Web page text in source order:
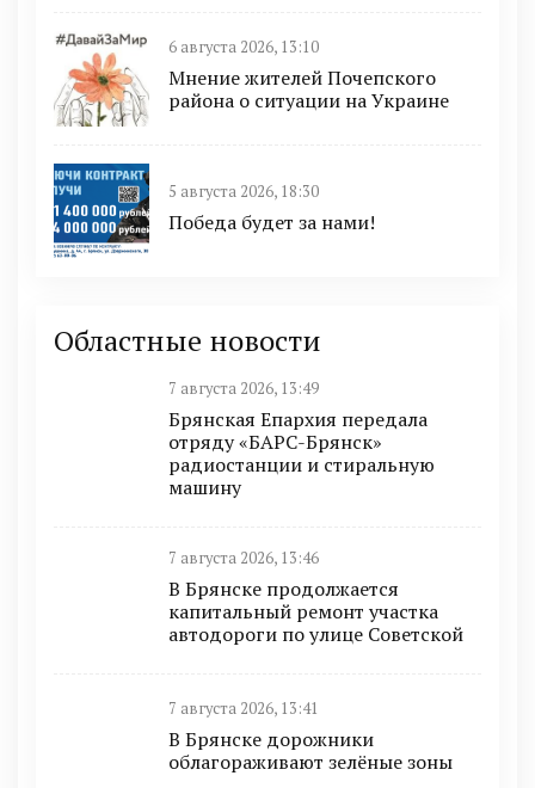
6 августа 2026, 13:10
Мнение жителей Почепского
района о ситуации на Украине
5 августа 2026, 18:30
Победа будет за нами!
Областные новости
7 августа 2026, 13:49
Брянская Епархия передала
отряду «БАРС-Брянск»
радиостанции и стиральную
машину
7 августа 2026, 13:46
В Брянске продолжается
капитальный ремонт участка
автодороги по улице Советской
7 августа 2026, 13:41
В Брянске дорожники
облагораживают зелёные зоны